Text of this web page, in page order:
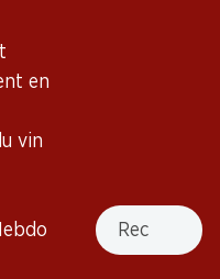
en
vin
Recherche
Merlot
de mûres et de banane
très aromatique.